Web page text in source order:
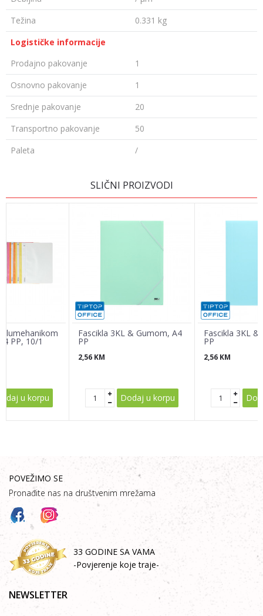
Težina
0.331 kg
Logističke informacije
Prodajno pakovanje
1
Osnovno pakovanje
1
Srednje pakovanje
20
Transportno pakovanje
50
Paleta
/
Poruka
SLIČNI PROIZVODI
PP, 10/1
u korpu
Fascikla 3KL & Gumom, A4
PP
2,56 KM
Dodaj u korpu
Fascikla 3KL
PP
2,56 KM
POVEŽIMO SE
Pronađite nas na društvenim mrežama
33 GODINE SA VAMA
-Povjerenje koje traje-
NEWSLETTER